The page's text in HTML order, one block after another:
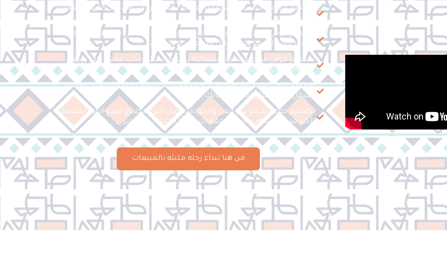
تصميم الكوفي كوسيلة تسويقية فعّالة تجمع بين الجمال وإبراز هوية مقهاك
لجذب المزيد من العملاء.
تصميم كوفي يلفت الانتباه ويشجع عملاءك على التفاعل من خلال التقاط
الصور ومشاركتها عبر وسائل التواصل الاجتماعي.
تصميم كوفي فريد بجمالية استثنائية يساعدك على جذب عملاء جدد وإبقاء
مقهاك في دائرة الضوء
تصميم كوفي مريح ومُلهم يشجع العملاء على زيارات متكررة مما ينعكس
بشكل مباشر على زيادة مبيعاتك
تصميم كوفي يجمع بين الفن والجودة بفضل خبرة مصنع مبدع الفن الممتدة
لأكثر من 10 سنوات، ليكون مقهاك مركزًا للإعجاب والتميز
من هنا تبداء رحله مليئه بالمبيعات